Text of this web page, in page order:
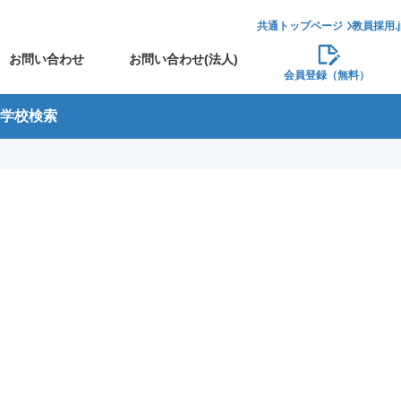
共通トップページ 教員採用
お問い合わせ お問い合わせ(法人)
会員登録（無料）
学校検索